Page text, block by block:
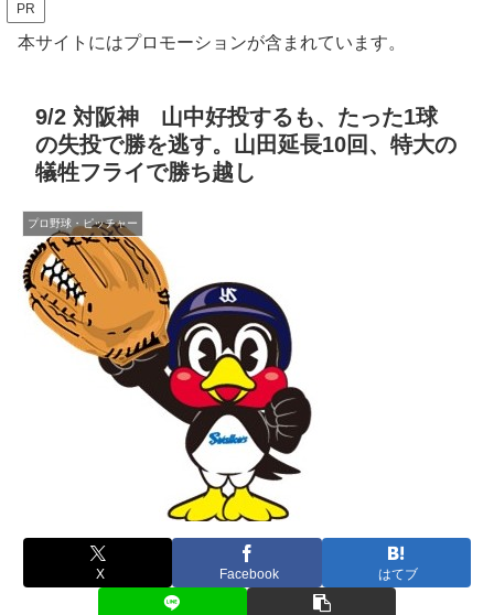
PR
本サイトにはプロモーションが含まれています。
9/2 対阪神 山中好投するも、たった1球
の失投で勝を逃す。山田延長10回、特大の
犠牲フライで勝ち越し
プロ野球・ピッチャー
X Facebook はてブ